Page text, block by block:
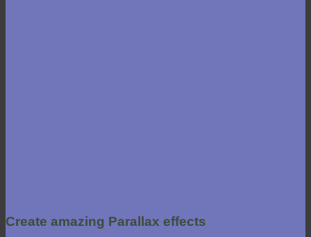
Create amazing Parallax effects